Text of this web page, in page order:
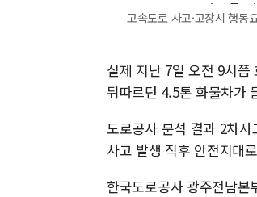
고속도로 사고·고장시 행
실제 지난 7일 오전 9시
뒤따르던 4.5톤 화물차가
도로공사 분석 결과 2차
사고 발생 직후 안전지대
한국도로공사 광주전남